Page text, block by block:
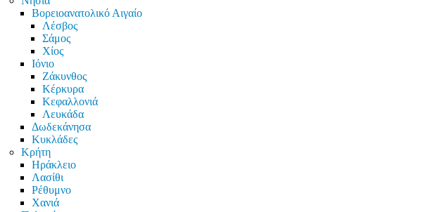
Βορειοανατολικό Αιγαίο
Λέσβος
Σάμος
Χίος
Ιόνιο
Ζάκυνθος
Κέρκυρα
Κεφαλλονιά
Λευκάδα
Δωδεκάνησα
Κυκλάδες
Κρήτη
Ηράκλειο
Λασίθι
Ρέθυμνο
Χανιά